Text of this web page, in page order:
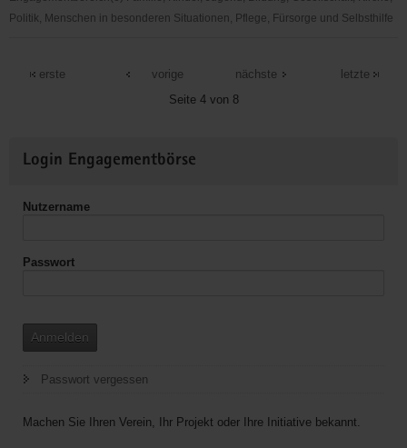
im
Politik, Menschen in besonderen Situationen, Pflege, Fürsorge und Selbsthilfe
Hilfsdienst
erste
vorige
Seite 4 von 8
nächste letzte
Informationen
Login Engagementbörse
Nutzername
Passwort
Anmelden
Passwort vergessen
Machen Sie Ihren Verein, Ihr Projekt oder Ihre Initiative bekannt.